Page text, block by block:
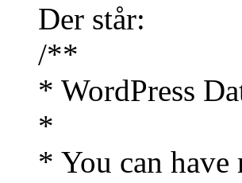
Der står:
/**
* WordPress
*
* You can